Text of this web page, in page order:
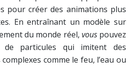
pour créer des animations plus
En entraînant un modèle sur
du monde réel, vous pouvez
de particules qui imitent des
comme le feu, l’eau ou